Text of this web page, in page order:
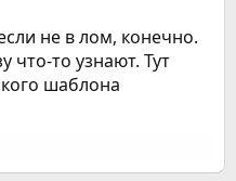
не в лом, конечно.
что-то узнают. Тут
шаблона